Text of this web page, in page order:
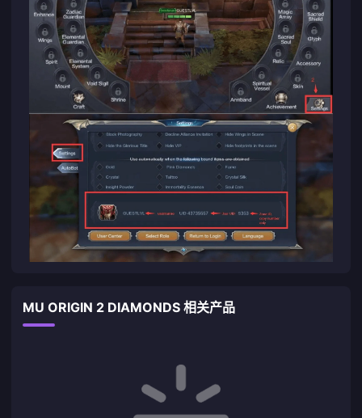
MU ORIGIN 2 DIAMONDS 相关产品